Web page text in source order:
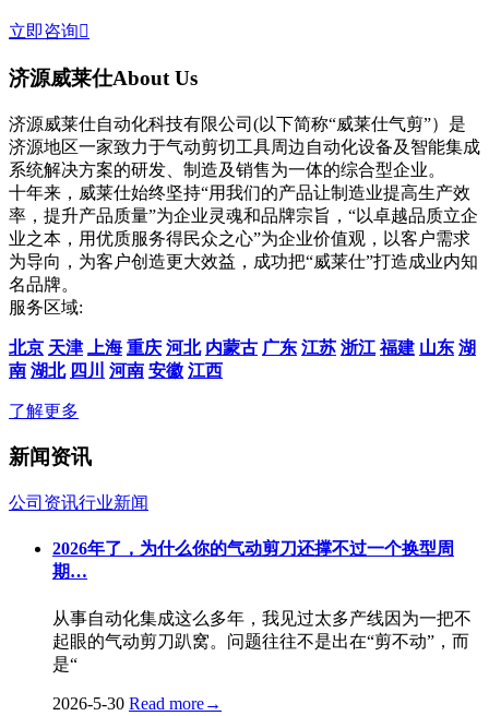
立即咨询
济源威莱仕About Us
济源威莱仕自动化科技有限公司(以下简称“威莱仕气剪”）是
济源地区一家致力于气动剪切工具周边自动化设备及智能集成
系统解决方案的研发、制造及销售为一体的综合型企业。
十年来，威莱仕始终坚持“用我们的产品让制造业提高生产效
率，提升产品质量”为企业灵魂和品牌宗旨，“以卓越品质立企
业之本，用优质服务得民众之心”为企业价值观，以客户需求
为导向，为客户创造更大效益，成功把“威莱仕”打造成业内知
名品牌。
服务区域:
北京 天津 上海 重庆 河北 内蒙古 广东 江苏 浙江 福建 山东 湖
南 湖北 四川 河南 安徽 江西
了解更多
新闻资讯
公司资讯行业新闻
2026年了，为什么你的气动剪刀还撑不过一个换型周
期…
从事自动化集成这么多年，我见过太多产线因为一把不
起眼的气动剪刀趴窝。问题往往不是出在“剪不动”，而
是“
2026-5-30 Read more→